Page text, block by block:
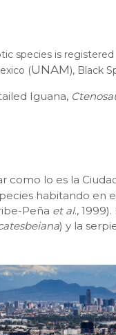
species is
(UNAM), Black
Iguana,
como lo es la
habitando en
Peña et al.,
) y la